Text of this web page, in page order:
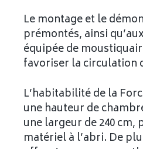
Le montage et le
prémontés, ainsi
équipée de
favoriser la circulation
L’habitabilité de la
une hauteur de
une largeur de 240
matériel à l’abri. De